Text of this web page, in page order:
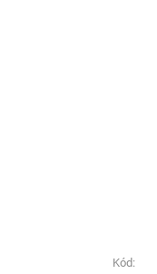
Kód:
Kód: